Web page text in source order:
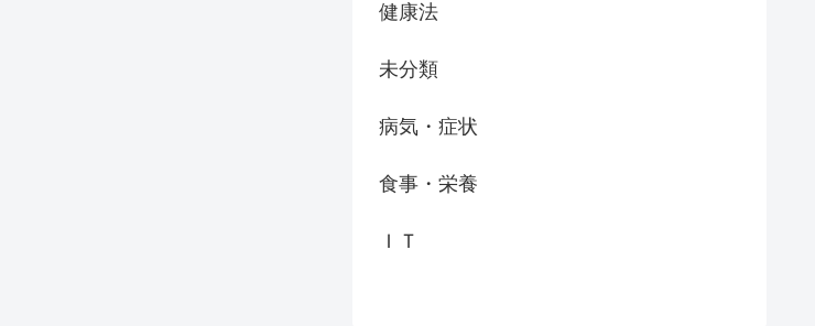
健康法
未分類
病気・症状
食事・栄養
ＩＴ